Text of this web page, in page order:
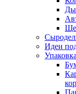
Идеи